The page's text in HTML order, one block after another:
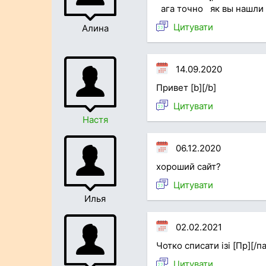
Алина
ага точно як вы нашли
Цитувати
Настя
14.09.2020
Привет [b][/b]
Цитувати
Илья
06.12.2020
хороший сайт?
Цитувати
02.02.2021
Чотко списати ізі [Пр][/